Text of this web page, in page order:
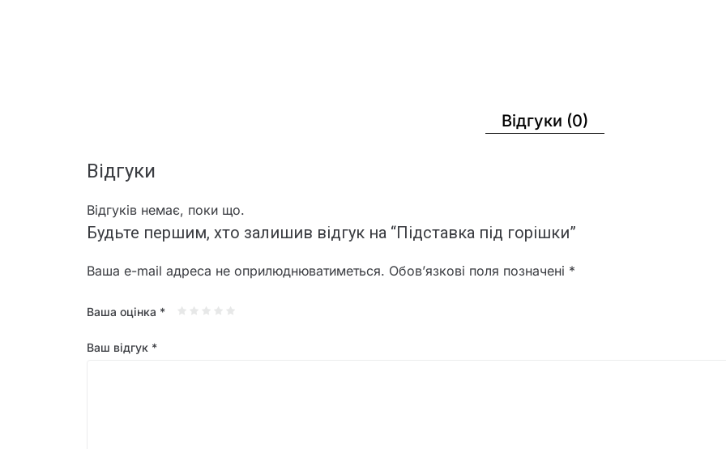
Відгуки (0)
Відгуки
Відгуків немає, поки що.
Будьте першим, хто залишив відгук на “Підставка під горішки”
Ваша e-mail адреса не оприлюднюватиметься. Обов’язкові поля позначені *
Ваша оцінка *
Ваш відгук *